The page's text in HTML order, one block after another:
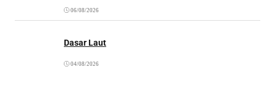
06/08/2026
Dasar Laut
04/08/2026